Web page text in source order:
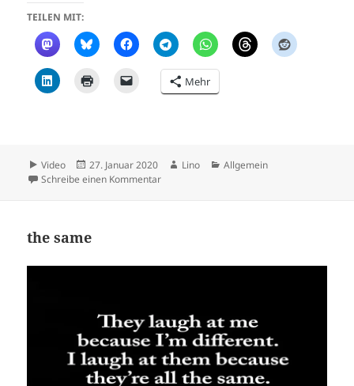
TEILEN MIT:
Mehr
Format
Video
Veröffentlicht
am
27. Januar 2020 Autor
Lino Kategorien
Allgemein
Schreibe einen Kommentarzu .
the same